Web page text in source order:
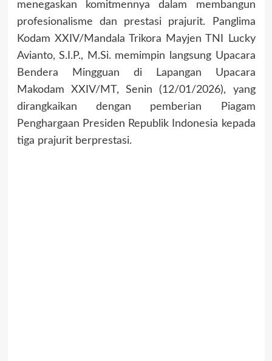
menegaskan komitmennya dalam membangun
profesionalisme dan prestasi prajurit. Panglima
Kodam XXIV/Mandala Trikora Mayjen TNI Lucky
Avianto, S.I.P., M.Si. memimpin langsung Upacara
Bendera Mingguan di Lapangan Upacara
Makodam XXIV/MT, Senin (12/01/2026), yang
dirangkaikan dengan pemberian Piagam
Penghargaan Presiden Republik Indonesia kepada
tiga prajurit berprestasi.